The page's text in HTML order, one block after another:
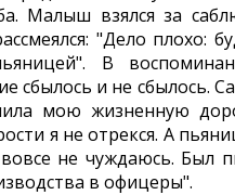
Малыш взялся за
"Дело плохо:
В
сбылось и не сбылось.
мою жизненную
я не отрекся. А
не чуждаюсь. Был
в офицеры".